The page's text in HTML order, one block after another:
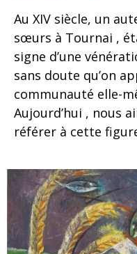
Au XIV siècle, un
sœurs à Tournai ,
signe d’une
sans doute qu’on
communauté elle-
Aujourd’hui , nous
référer à cette